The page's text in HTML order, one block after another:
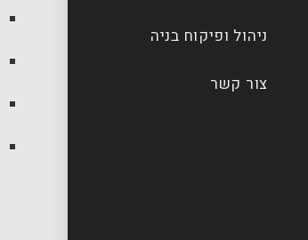
ניהול ופיקוח בניה
צור קשר